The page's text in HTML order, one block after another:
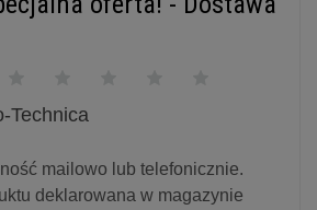
Technica
mailowo lub telefonicznie.
deklarowana w magazynie